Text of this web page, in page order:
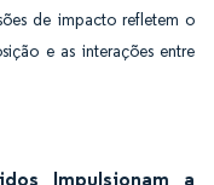
de impacto refletem o
e as interações entre
Impulsionam a